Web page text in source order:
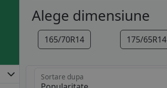
Alege dimensiune
165/70R14 175/65R14
Sortare dupa